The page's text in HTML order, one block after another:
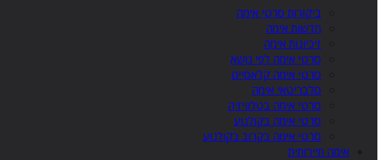
ביקורות סרטי אימה
חדשות אימה
זיכיונות אימה
סרטי אימה לפי נושא
סרטי אימה קלאסיים
סלבריטאי אימה
סרטי אימה בטלוויזיה
סרטי אימה בקולנוע
סרטי אימה בקרוב בקולנוע
אימה תיירותית